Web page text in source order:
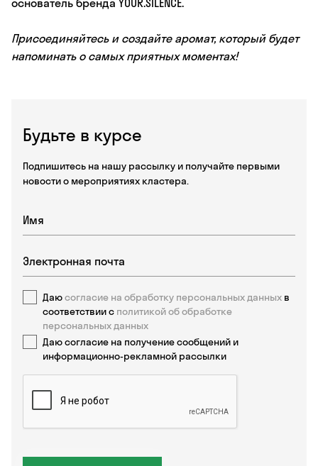
Будьте в курсе
Подпишитесь на нашу рассылку и получайте первыми
новости о мероприятиях кластера.
Даюсогласие на обработку персональных данных в
соответствии с политикой об обработке
персональных данных
Даю согласие на получение сообщений и
информационно-рекламной рассылки
основатель бренда YOUR.SILENCE.
Присоединяйтесь и создайте аромат, который будет
напоминать о самых приятных моментах!